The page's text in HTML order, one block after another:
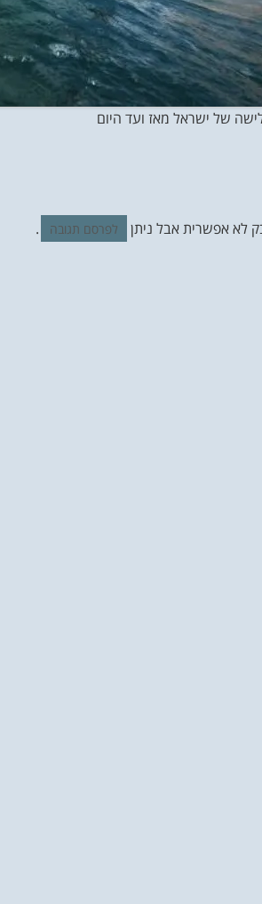
של ישראל מאז ועד היום
לא אפשרית אבל ניתן לפרסם תגובה .